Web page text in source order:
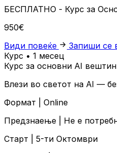
БЕСПЛАТНО - Курс за
950€
Види повеќе
Запиши се
Курс • 1 месец
Курс за основни AI
Влези во светот на AI —
Формат | Online
Предзнаење | Не е
Старт | 5-ти Октомври